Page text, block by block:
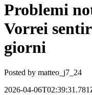
Problemi
Vorrei
giorni
Posted by matteo_j7_24
2026-04-